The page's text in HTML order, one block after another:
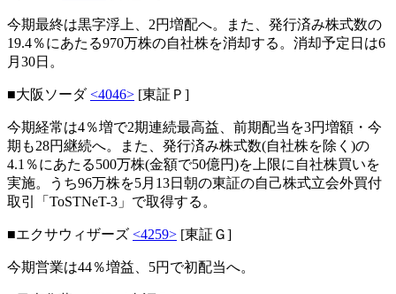
今期最終は黒字浮上、2円増配へ。また、発行済み株式数の
19.4％にあたる970万株の自社株を消却する。消却予定日は6
月30日。
■大阪ソーダ<4046> [東証Ｐ]
今期経常は4％増で2期連続最高益、前期配当を3円増額・今
期も28円継続へ。また、発行済み株式数(自社株を除く)の
4.1％にあたる500万株(金額で50億円)を上限に自社株買いを
実施。うち96万株を5月13日朝の東証の自己株式立会外買付
取引「ToSTNeT-3」で取得する。
■エクサウィザーズ <4259> [東証Ｇ]
今期営業は44％増益、5円で初配当へ。